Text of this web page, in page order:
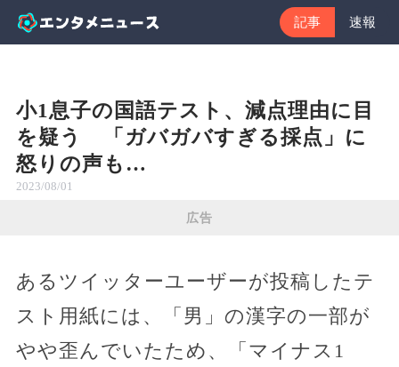
記事 速報
小1息子の国語テスト、減点理由に目
を疑う 「ガバガバすぎる採点」に
怒りの声も…
2023/08/01
広告
あるツイッターユーザーが投稿したテ
スト用紙には、「男」の漢字の一部が
やや歪んでいたため、「マイナス1